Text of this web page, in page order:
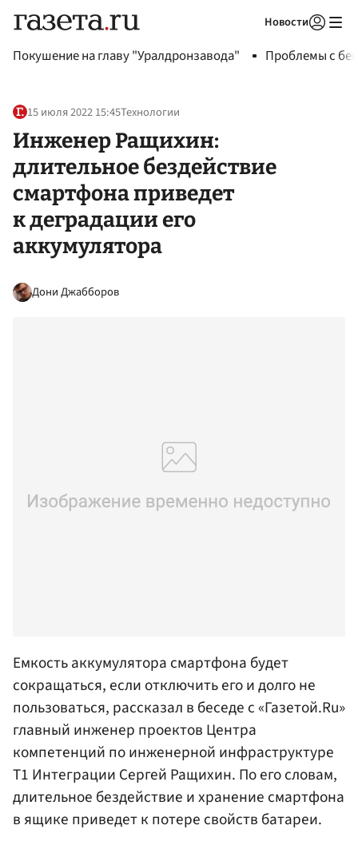
Новости
Покушение на главу "Уралдронзавода" Проблемы с
15 июля 2022 15:45Технологии
Инженер Ращихин:
длительное бездействие
смартфона приведет
к деградации его
аккумулятора
Дони Джабборов
Емкость аккумулятора смартфона будет
сокращаться, если отключить его и долго не
пользоваться, рассказал в беседе с «Газетой.Ru»
главный инженер проектов Центра
компетенций по инженерной инфраструктуре
Т1 Интеграции Сергей Ращихин. По его словам,
длительное бездействие и хранение смартфона
в ящике приведет к потере свойств батареи.